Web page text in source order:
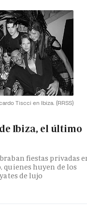
Tiscci en Ibiza. (RRSS)
Ibiza, el último
fiestas privadas
quienes huyen de los
de lujo